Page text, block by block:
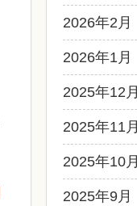
2026年2月
2026年1月
2025年12月
2025年11月
2025年10月
2025年9月